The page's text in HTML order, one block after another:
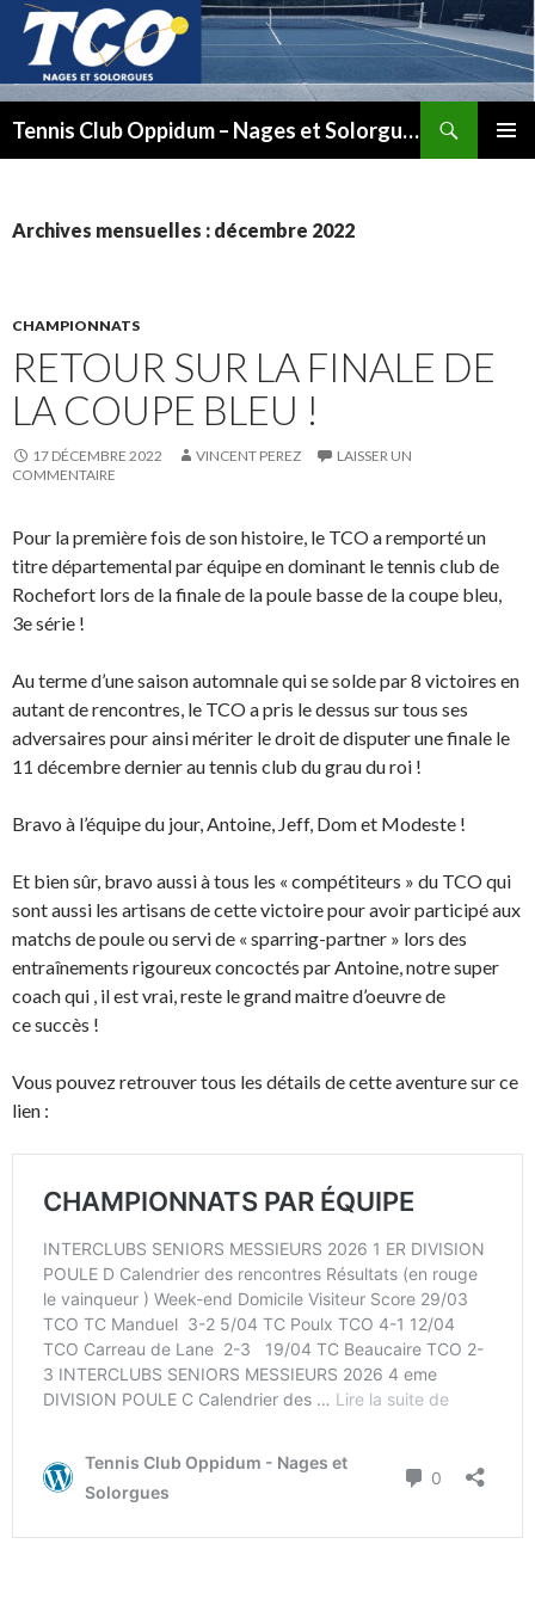
Tennis Club Oppidum – Nages et Solorgues
Archives mensuelles : décembre 2022
CHAMPIONNATS
RETOUR SUR LA FINALE DE
LA COUPE BLEU !
17 DÉCEMBRE 2022 VINCENT PEREZ
LAISSER UN
COMMENTAIRE
Pour la première fois de son histoire, le TCO a remporté un
titre départemental par équipe en dominant le tennis club de
Rochefort lors de la finale de la poule basse de la coupe bleu,
3e série !
Au terme d’une saison automnale qui se solde par 8 victoires en
autant de rencontres, le TCO a pris le dessus sur tous ses
adversaires pour ainsi mériter le droit de disputer une finale le
11 décembre dernier au tennis club du grau du roi !
Bravo à l’équipe du jour, Antoine, Jeff, Dom et Modeste !
Et bien sûr, bravo aussi à tous les « compétiteurs » du TCO qui
sont aussi les artisans de cette victoire pour avoir participé aux
matchs de poule ou servi de « sparring-partner » lors des
entraînements rigoureux concoctés par Antoine, notre super
coachqui , il est vrai, reste legrand maitred’oeuvrede
cesuccès !
Vous pouvez retrouver tous les détails de cette aventure sur ce
lien :